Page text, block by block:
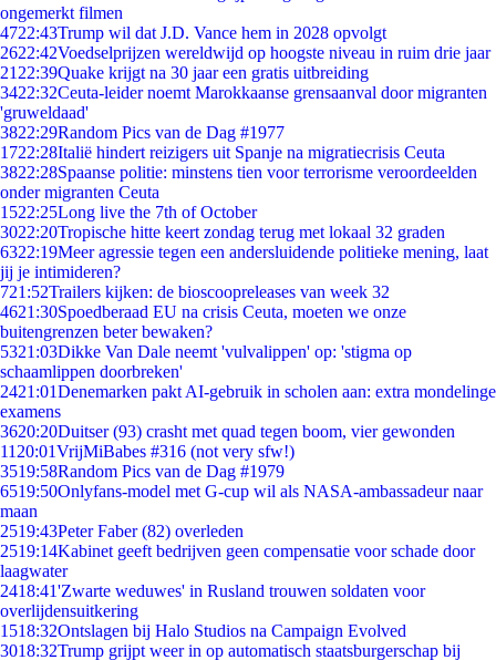
ongemerkt filmen
4722:43Trump wil dat J.D. Vance hem in 2028 opvolgt
2622:42Voedselprijzen wereldwijd op hoogste niveau in ruim drie jaar
21 22:39Quake krijgt na 30 jaar een gratis uitbreiding
3422:32Ceuta-leider noemt Marokkaanse grensaanval door migranten
'gruweldaad'
3822:29Random Pics van de Dag #1977
1722:28Italië hindert reizigers uit Spanje na migratiecrisis Ceuta
3822:28Spaanse politie: minstens tien voor terrorisme veroordeelden
onder migranten Ceuta
1522:25Long live the 7th of October
3022:20Tropische hitte keert zondag terug met lokaal 32 graden
6322:19Meer agressie tegen een andersluidende politieke mening, laat
jij je intimideren?
721:52Trailers kijken: de bioscoopreleases van week 32
4621:30Spoedberaad EU na crisis Ceuta, moeten we onze
buitengrenzen beter bewaken?
5321:03Dikke Van Dale neemt 'vulvalippen' op: 'stigma op
schaamlippen doorbreken'
2421:01Denemarken pakt AI-gebruik in scholen aan: extra mondelinge
examens
3620:20Duitser (93) crasht met quad tegen boom, vier gewonden
11 20:01VrijMiBabes #316 (not very sfw!)
3519:58Random Pics van de Dag #1979
6519:50Onlyfans-model met G-cup wil als NASA-ambassadeur naar
maan
2519:43Peter Faber (82) overleden
2519:14Kabinet geeft bedrijven geen compensatie voor schade door
laagwater
2418:41'Zwarte weduwes' in Rusland trouwen soldaten voor
overlijdensuitkering
1518:32Ontslagen bij Halo Studios na Campaign Evolved
3018:32Trump grijpt weer in op automatisch staatsburgerschap bij